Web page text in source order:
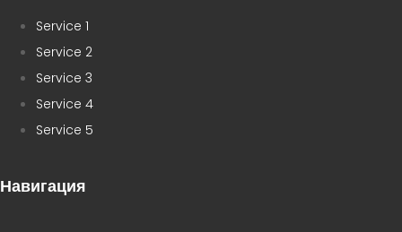
Service 1
Service 2
Service 3
Service 4
Service 5
Навигация